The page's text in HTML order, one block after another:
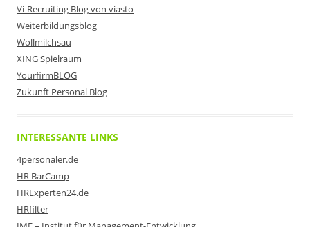
Vi-Recruiting Blog von viasto
Weiterbildungsblog
Wollmilchsau
XING Spielraum
YourfirmBLOG
Zukunft Personal Blog
INTERESSANTE LINKS
4personaler.de
HR BarCamp
HRExperten24.de
HRfilter